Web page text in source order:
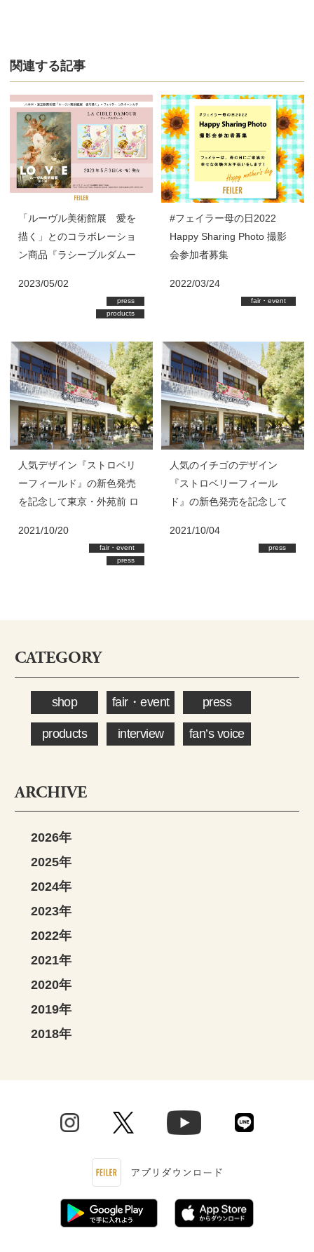
関連する記事
「ルーヴル美術館展 愛を
描く」とのコラボレーショ
ン商品『ラシーブルダムー
2023/05/02
press
products
#フェイラー母の日2022
Happy Sharing Photo 撮影
会参加者募集
2022/03/24
fair・event
人気デザイン『ストロベリ
ーフィールド』の新色発売
を記念して東京・外苑前 ロ
ン！『ストロベリーフィー
2021/10/20
fair・event
press
人気のイチゴのデザイン
『ストロベリーフィール
ド』の新色発売を記念して
2021/10/04
press
CATEGORY
shop fair・event press
products interview fan’s voice
ARCHIVE
2026年
2025年
2024年
2023年
2022年
2021年
2020年
2019年
2018年